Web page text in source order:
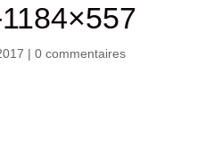
| 0 commentaires